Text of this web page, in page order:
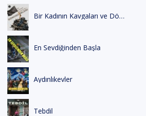
Bir Kadının Kavgaları ve Dönüşümleri
En Sevdiğinden Başla
Aydınlıkevler
Tebdil